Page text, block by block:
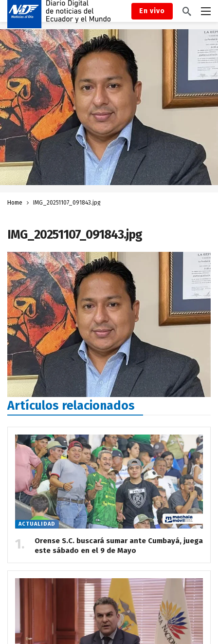
En vivo
Home IMG_20251107_091843.jpg
IMG_20251107_091843.jpg
Artículos relacionados
ACTUALIDAD
Orense S.C. buscará sumar ante Cumbayá, juega
este sábado en el 9 de Mayo